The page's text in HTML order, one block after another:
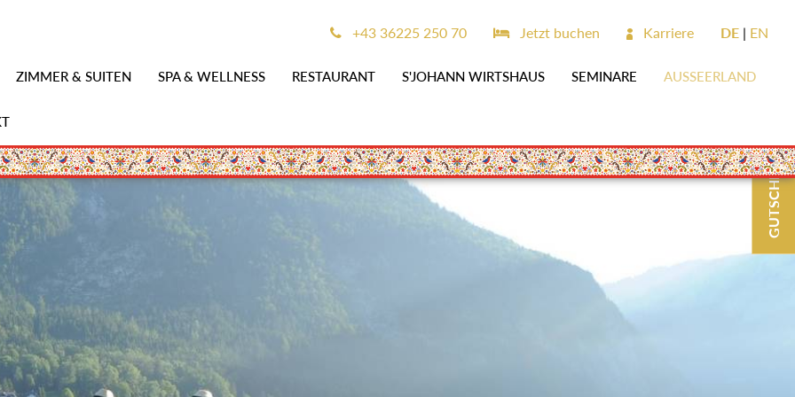
ZIMMER & SUITEN SPA & WELLNESS RESTAURANT S'JOHANN WIRTSHAUS SEMINARE AUSSEERLAND
+43 36225 250 70 Jetzt buchen Karriere DE EN
GUTSCHEINE